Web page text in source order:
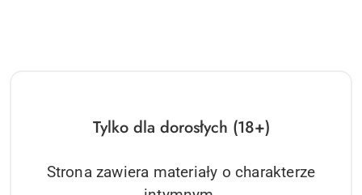
Tylko dla dorosłych (18+)
Strona zawiera materiały o charakterze